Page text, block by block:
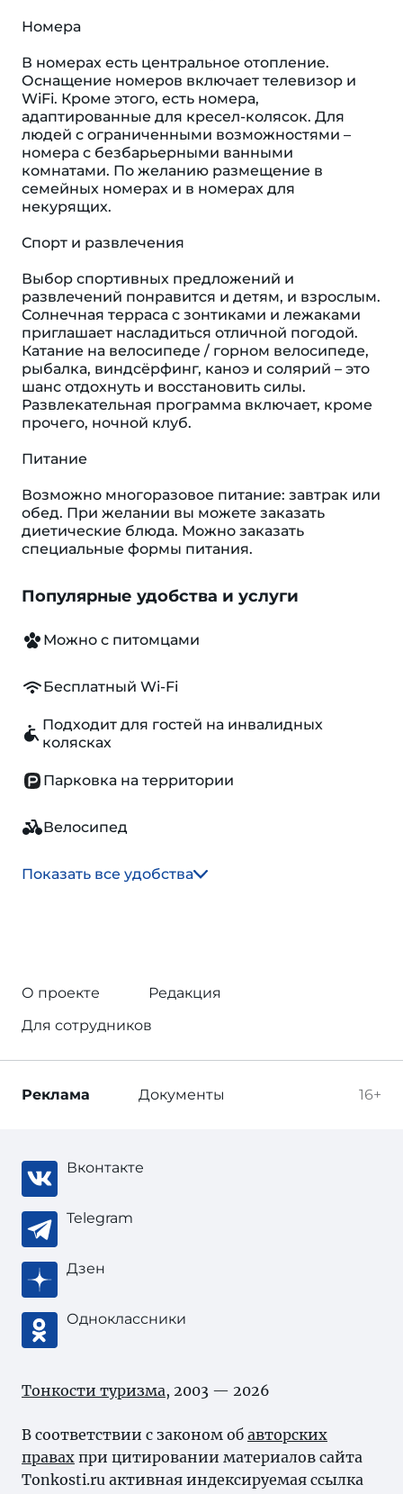
Номера
В номерах есть центральное отопление.
Оснащение номеров включает телевизор и
WiFi. Кроме этого, есть номера,
адаптированные для кресел-колясок. Для
людей с ограниченными возможностями –
номера с безбарьерными ванными
комнатами. По желанию размещение в
семейных номерах и в номерах для
некурящих.
Спорт и развлечения
Выбор спортивных предложений и
развлечений понравится и детям, и взрослым.
Солнечная терраса с зонтиками и лежаками
приглашает насладиться отличной погодой.
Катание на велосипеде / горном велосипеде,
рыбалка, виндсёрфинг, каноэ и солярий – это
шанс отдохнуть и восстановить силы.
Развлекательная программа включает, кроме
прочего, ночной клуб.
Питание
Возможно многоразовое питание: завтрак или
обед. При желании вы можете заказать
диетические блюда. Можно заказать
специальные формы питания.
Популярные удобства и услуги
Можно с питомцами
Бесплатный Wi-Fi
Подходит для гостей на инвалидных
колясках
Парковка на территории
Велосипед
Показать все удобства
О проекте
Редакция
Для сотрудников
16+
Реклама Документы
Вконтакте
Telegram
Дзен
Одноклассники
Тонкости туризма, 2003 — 2026
В соответствии с законом об авторских
правах при цитировании материалов сайта
Tonkosti.ru активная индексируемая ссылка